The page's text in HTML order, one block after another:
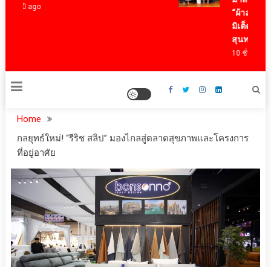
4 ปี ago
“ผ้าลายน้ำ
มิเต็ด ถ่ายท
สุนทรียภาพ
10 ชั่วโมง ago
Home
กลยุทธ์ใหม่! “รีริช สลิป” มองไกลสู่ตลาดสุขภาพและโครงการ
ที่อยู่อาศัย